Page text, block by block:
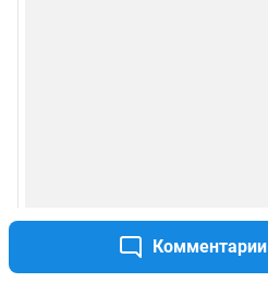
Комментарии